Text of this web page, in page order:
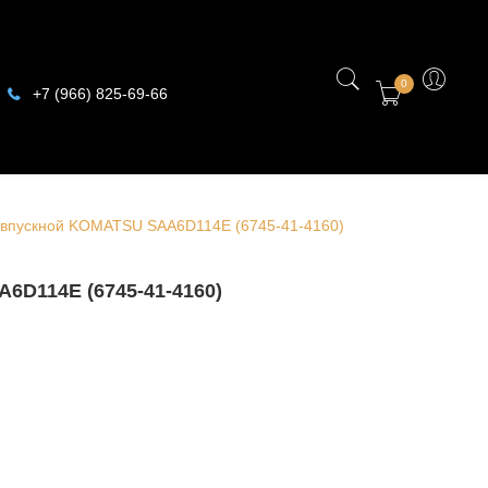
+7 (966) 825-69-66
0
KOMATSU SAA6D114E (6745-41-4160)
(6745-41-4160)